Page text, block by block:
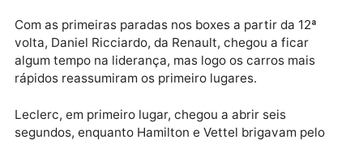
Bottas, agressivo como foi na Austrália, também
passou por Leclerc, mas o monegasco recuperou a
segunda colocação. Vettel tinha vantagem de 1s5
lugar de Bottas. Na sexta volta, Leclerc assumiu o
primeiro lugar com uma ultrapassagem sensacional